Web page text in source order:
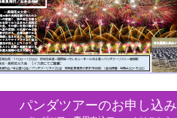
パンダツアーのお申し込み